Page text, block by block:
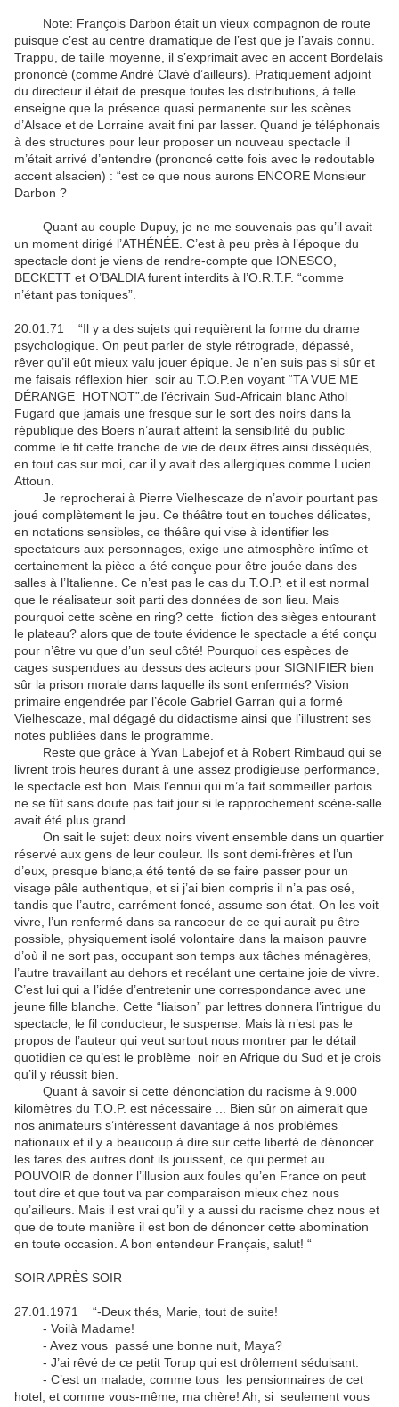
Note: François Darbon était un vieux compagnon de route
puisque c’est au centre dramatique de l’est que je l’avais connu.
Trappu, de taille moyenne, il s’exprimait avec en accent Bordelais
prononcé (comme André Clavé d’ailleurs). Pratiquement adjoint
du directeur il était de presque toutes les distributions, à telle
enseigne que la présence quasi permanente sur les scènes
d’Alsace et de Lorraine avait fini par lasser. Quand je téléphonais
à des structures pour leur proposer un nouveau spectacle il
m’était arrivé d’entendre (prononcé cette fois avec le redoutable
accent alsacien) : “est ce que nous aurons ENCORE Monsieur
Darbon ?
Quant au couple Dupuy, je ne me souvenais pas qu’il avait
un moment dirigé l’ATHÉNÉE. C’est à peu près à l’époque du
spectacle dont je viens de rendre-compte que IONESCO,
BECKETT et O’BALDIA furent interdits à l’O.R.T.F. “comme
n’étant pas toniques”.
20.01.71 “Il y a des sujets qui requièrent la forme du drame
psychologique. On peut parler de style rétrograde, dépassé,
rêver qu’il eût mieux valu jouer épique. Je n’en suis pas si sûr et
me faisais réflexion hier soir au T.O.P.en voyant “TA VUE ME
DÉRANGE HOTNOT”.de l’écrivain Sud-Africain blanc Athol
Fugard que jamais une fresque sur le sort des noirs dans la
république des Boers n’aurait atteint la sensibilité du public
comme le fit cette tranche de vie de deux êtres ainsi disséqués,
en tout cas sur moi, car il y avait des allergiques comme Lucien
Attoun.
Je reprocherai à Pierre Vielhescaze de n’avoir pourtant pas
joué complètement le jeu. Ce théâtre tout en touches délicates,
en notations sensibles, ce théâre qui vise à identifier les
spectateurs aux personnages, exige une atmosphère intîme et
certainement la pièce a été conçue pour être jouée dans des
salles à l’Italienne. Ce n’est pas le cas du T.O.P. et il est normal
que le réalisateur soit parti des données de son lieu. Mais
pourquoi cette scène en ring? cette fiction des sièges entourant
le plateau? alors que de toute évidence le spectacle a été conçu
pour n’être vu que d’un seul côté! Pourquoi ces espèces de
cages suspendues au dessus des acteurs pour SIGNIFIER bien
sûr la prison morale dans laquelle ils sont enfermés? Vision
primaire engendrée par l’école Gabriel Garran qui a formé
Vielhescaze, mal dégagé du didactisme ainsi que l’illustrent ses
notes publiées dans le programme.
Reste que grâce à Yvan Labejof et à Robert Rimbaud qui se
livrent trois heures durant à une assez prodigieuse performance,
le spectacle est bon. Mais l’ennui qui m’a fait sommeiller parfois
ne se fût sans doute pas fait jour si le rapprochement scène-salle
avait été plus grand.
On sait le sujet: deux noirs vivent ensemble dans un quartier
réservé aux gens de leur couleur. Ils sont demi-frères et l’un
d’eux, presque blanc,a été tenté de se faire passer pour un
visage pâle authentique, et si j’ai bien compris il n’a pas osé,
tandis que l’autre, carrément foncé, assume son état. On les voit
vivre, l’un renfermé dans sa rancoeur de ce qui aurait pu être
possible, physiquement isolé volontaire dans la maison pauvre
d’où il ne sort pas, occupant son temps aux tâches ménagères,
l’autre travaillant au dehors et recélant une certaine joie de vivre.
C’est lui qui a l’idée d’entretenir une correspondance avec une
jeune fille blanche. Cette “liaison” par lettres donnera l’intrigue du
spectacle, le fil conducteur, le suspense. Mais là n’est pas le
propos de l’auteur qui veut surtout nous montrer par le détail
quotidien ce qu’est le problème noir en Afrique du Sud et je crois
qu’il y réussit bien.
Quant à savoir si cette dénonciation du racisme à 9.000
kilomètres du T.O.P. est nécessaire ... Bien sûr on aimerait que
nos animateurs s’intéressent davantage à nos problèmes
nationaux et il y a beaucoup à dire sur cette liberté de dénoncer
les tares des autres dont ils jouissent, ce qui permet au
POUVOIR de donner l’illusion aux foules qu’en France on peut
tout dire et que tout va par comparaison mieux chez nous
qu’ailleurs. Mais il est vrai qu’il y a aussi du racisme chez nous et
que de toute manière il est bon de dénoncer cette abomination
en toute occasion. A bon entendeur Français, salut! “
SOIR APRÈS SOIR
27.01.1971 “-Deux thés, Marie, tout de suite!
- Voilà Madame!
- Avez vous passé une bonne nuit, Maya?
- J’ai rêvé de ce petit Torup qui est drôlement séduisant.
- C’est un malade, comme tous les pensionnaires de cet
hotel, et comme vous-même, ma chère! Ah, si seulement vous